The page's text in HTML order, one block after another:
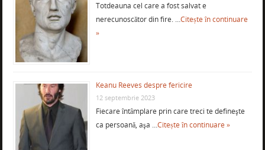
Totdeauna cel care a fost salvat e
nerecunoscător din fire. …Citește în continuare
»
Keanu Reeves despre fericire
12 septembrie 2023
Fiecare întâmplare prin care treci te defineşte
ca persoană, aşa …Citește în continuare »